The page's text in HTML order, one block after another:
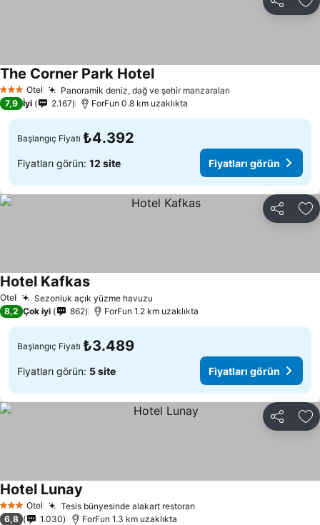
Paylaş
3 YıldızOtel Panoramik deniz, dağ ve şehir manzaraları
The Corner Park HotelFiyatları görün
7,9 İyi 2.167 ForFun 0.8 km uzaklıkta
Başlangıç Fiyatı ₺4.392
Fiyatları görün: 12 site Fiyatları görün
Paylaş
Otel Sezonluk açık yüzme havuzu
Hotel KafkasFiyatları görün
8,2 Çok iyi 862 ForFun 1.2 km uzaklıkta
Başlangıç Fiyatı ₺3.489
Fiyatları görün: 5 site Fiyatları görün
Paylaş
3 YıldızOtel Tesis bünyesinde alakart restoran
Hotel Lunay
6,8 1.030 ForFun 1.3 km uzaklıkta